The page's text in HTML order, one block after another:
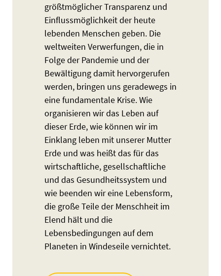
größtmöglicher Transparenz und
Einflussmöglichkeit der heute
lebenden Menschen geben. Die
weltweiten Verwerfungen, die in
Folge der Pandemie und der
Bewältigung damit hervorgerufen
werden, bringen uns geradewegs in
eine fundamentale Krise. Wie
organisieren wir das Leben auf
dieser Erde, wie können wir im
Einklang leben mit unserer Mutter
Erde und was heißt das für das
wirtschaftliche, gesellschaftliche
und das Gesundheitssystem und
wie beenden wir eine Lebensform,
die große Teile der Menschheit im
Elend hält und die
Lebensbedingungen auf dem
Planeten in Windeseile vernichtet.